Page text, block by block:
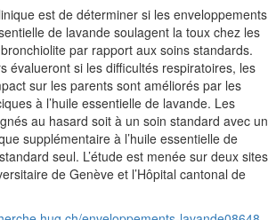
est de déterminer si les enveloppements
de lavande soulagent la toux chez les
par rapport aux soins standards.
évalueront si les difficultés respiratoires, les
sur les parents sont améliorés par les
à l’huile essentielle de lavande. Les
au hasard soit à un soin standard avec un
supplémentaire à l’huile essentielle de
seul. L’étude est menée sur deux sites
de Genève et l’Hôpital cantonal de